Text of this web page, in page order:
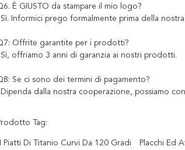
È GIUSTO da stampare il mio logo?
Sì. Informici prego formalmente prima della
Offrite garantite per i prodotti?
Sì, offriamo 3 anni di garanzia ai nostri prodotti.
Se ci sono dei termini di pagamento?
Dipenda dalla nostra cooperazione, possiamo
Tag:
I Piatti Di Titanio Curvi Da 120 Gradi Placchi Ed